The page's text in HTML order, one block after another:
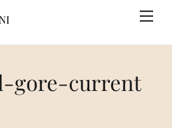
gore-current